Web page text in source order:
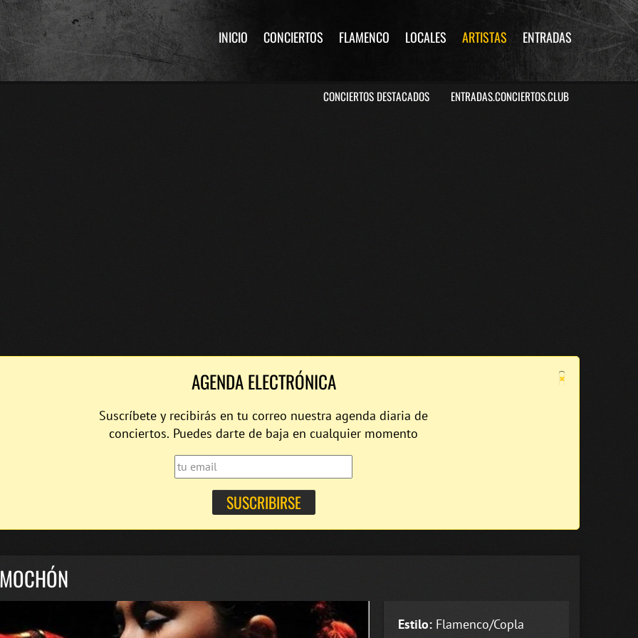
INICIO CONCIERTOS FLAMENCO LOCALES ARTISTAS ENTRADAS
CONCIERTOS DESTACADOS ENTRADAS.CONCIERTOS.CLUB
×
AGENDA ELECTRÓNICA
Suscríbete y recibirás en tu correo nuestra agenda diaria de
conciertos. Puedes darte de baja en cualquier momento
Estilo: Flamenco/Copla